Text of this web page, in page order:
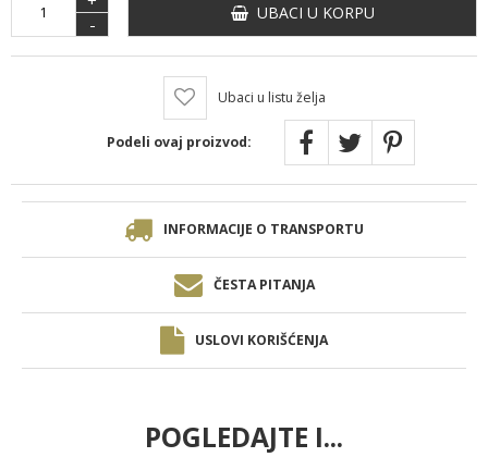
-
UBACI U KORPU
Ubaci u listu želja
Podeli ovaj proizvod:
INFORMACIJE O TRANSPORTU
ČESTA PITANJA
USLOVI KORIŠĆENJA
POGLEDAJTE I...